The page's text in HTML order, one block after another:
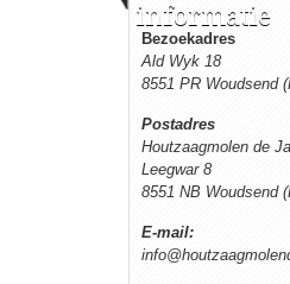
informatie
Bezoekadres
Ald Wyk 18
8551 PR Woudsend
Postadres
Houtzaagmolen de
Leegwar 8
8551 NB Woudsend
E-mail: